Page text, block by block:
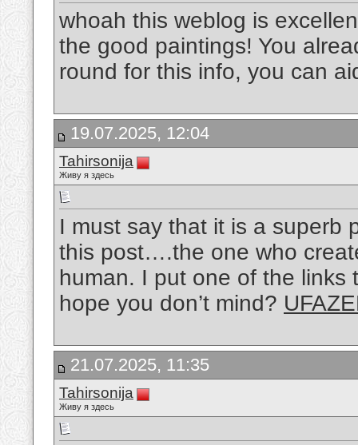
whoah this weblog is
the good paintings! You
round for this info, you can
19.07.2025, 12:04
Tahirsonija
Живу я здесь
I must say that it is a superb
this post….the one who
human. I put one of the links
hope you don’t mind?
21.07.2025, 11:35
Tahirsonija
Живу я здесь